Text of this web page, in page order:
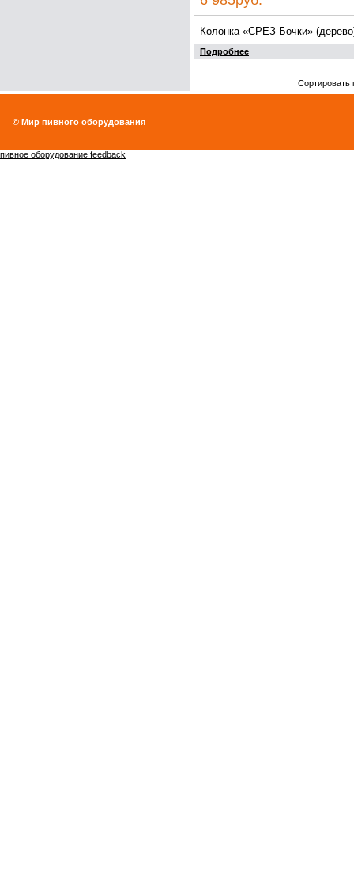
Колонка «СРЕЗ Бочки»
Подробнее
Сортировать
© Мир пивного оборудования
пивное оборудование feedback